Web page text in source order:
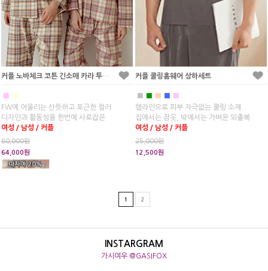
커플 노바체크 코튼 긴소매 카라 투피스 잠옷
■ ■
FW에 어울리는 산뜻하고 포근한 컬러
디자인과 활동성을 한번에 사로잡은
여성 / 남성 / 커플
80,000원
64,000원
커플 쿨링홈웨어 상하세트
■ ■ ■ ■ ■
햄라인으로 피부 자극없는 쿨링 소재
집에서는 잠옷, 밖에서는 가벼운 외출복
여성 / 남성 / 커플
25,000원
12,500원
1 2
INSTARGRAM
가시여우 @GASIFOX